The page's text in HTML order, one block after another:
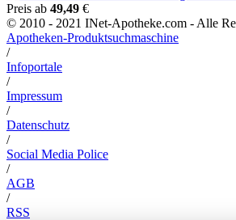
Preis ab 49,49 €
© 2010 - 2021 INet-Apotheke.com - Alle
Apotheken-Produktsuchmaschine
/
Infoportale
/
Impressum
/
Datenschutz
/
Social Media Police
/
AGB
/
RSS